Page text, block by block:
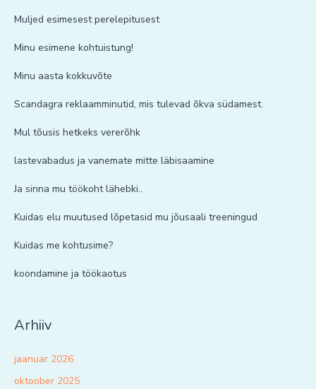
Muljed esimesest perelepitusest
Minu esimene kohtuistung!
Minu aasta kokkuvõte
Scandagra reklaamminutid, mis tulevad õkva südamest.
Mul tõusis hetkeks vererõhk
lastevabadus ja vanemate mitte läbisaamine
Ja sinna mu töökoht lähebki..
Kuidas elu muutused lõpetasid mu jõusaali treeningud
Kuidas me kohtusime?
koondamine ja töökaotus
Arhiiv
jaanuar 2026
oktoober 2025